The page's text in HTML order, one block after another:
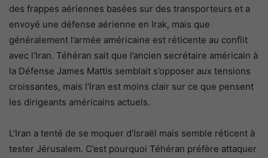
des frappes aériennes basées sur des transporteurs et a
envoyé une défense aérienne en Irak, mais que
généralement l’armée américaine est réticente au conflit
avec l’Iran. Téhéran sait que l’ancien secrétaire américain à
la Défense James Mattis semblait s’opposer aux tensions
croissantes, mais l’Iran est moins clair sur ce que pensent
les dirigeants américains actuels.
L’Iran a tenté de se moquer d’Israël mais semble réticent à
tester Jérusalem. C’est pourquoi Téhéran préfère attaquer